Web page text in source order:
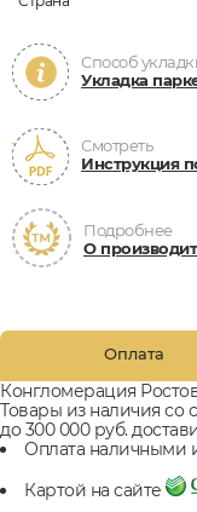
Способ
Укладка
Смотреть
Инструкция
Подробнее
О
Оплата
Конгломерация
Товары из наличия со
до 300 000 руб.
Оплата наличными
Картой на сайте